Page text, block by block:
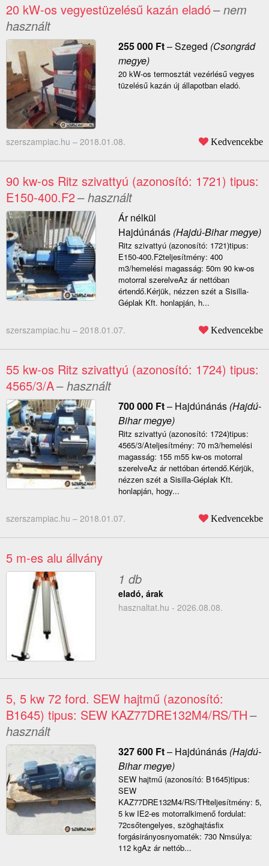
20 kW-os vegyestüzelésű kazán eladó– nem
használt
255 000 Ft–Szeged (Csongrád
megye)
20 kW-os termosztát vezérlésű vegyes
tüzelésű kazán új állapotban eladó.
szerszampiac.hu – 2018.01.08. Kedvencekbe
90 kw-os Ritz szivattyú (azonosító: 1721) tipus:
E150-400.F2– használt
Ár nélkül
Hajdúnánás(Hajdú-Bihar megye)
Ritz szivattyú (azonosító: 1721)tipus:
E150-400.F2teljesítmény: 400
m3/hemelési magasság: 50m 90 kw-os
motorral szerelveAz ár nettóban
értendő.Kérjük, nézzen szét a Sisilla-
Géplak Kft. honlapján, h...
szerszampiac.hu – 2018.01.07. Kedvencekbe
55 kw-os Ritz szivattyú (azonosító: 1724) tipus:
4565/3/A– használt
700 000 Ft– Hajdúnánás(Hajdú-
Bihar megye)
Ritz szivattyú (azonosító: 1724)tipus:
4565/3/Ateljesítmény: 70 m3/hemelési
magasság: 155 m55 kw-os motorral
szerelveAz ár nettóban értendő.Kérjük,
nézzen szét a Sisilla-Géplak Kft.
honlapján, hogy...
szerszampiac.hu – 2018.01.07. Kedvencekbe
5 m-es alu állvány
1 db
eladó, árak
hasznaltat.hu - 2026.08.08.
5, 5 kw 72 ford. SEW hajtmű (azonosító:
B1645) tipus: SEW KAZ77DRE132M4/RS/TH–
használt
327 600 Ft– Hajdúnánás(Hajdú-
Bihar megye)
SEW hajtmű (azonosító: B1645)tipus:
SEW
KAZ77DRE132M4/RS/THteljesítmény: 5,
5 kw IE2-es motorralkimenő fordulat:
72csőtengelyes, szöghajtásfix
forgásirányosnyomaték: 730 Nmsúlya:
112 kgAz ár nettób...